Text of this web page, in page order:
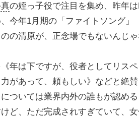
の姪っ子役で注目を集め、昨年
今年1月期の「ファイトソング」
の清原が、正念場でもないんじゃ
年は下ですが、役者としてリス
があって、頼もしい》などと絶
ついては業界内外の誰もが認め
ど、ただ完成されすぎていて、